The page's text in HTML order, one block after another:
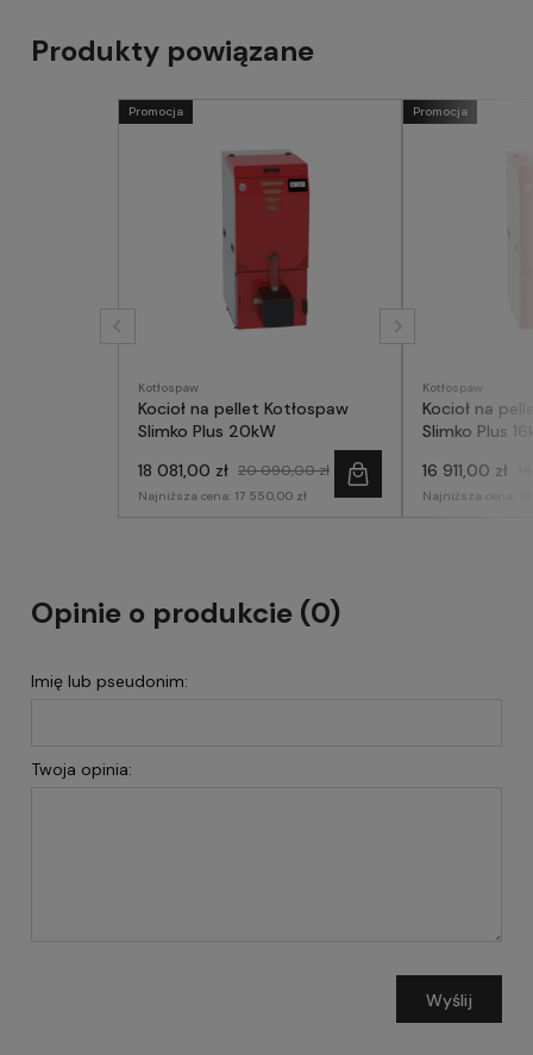
Produkty powiązane
Kotłospaw
Kocioł na pellet Kotłospaw
Slimko Plus 20kW
18 081,00 zł 20 090,00 zł
Najniższa cena: 17 550,00 zł
Promocja
Kotłospaw
Kocioł na
Slimko Plus
16 911,00 zł
Najniższa cena:
Promocja
Opinie o produkcie (0)
Imię lub pseudonim:
Twoja opinia:
Wyślij